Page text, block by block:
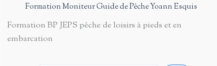
Formation Moniteur Guide de Pêche Yoann Esquis
Formation BP JEPS pêche de loisirs à pieds et en
embarcation